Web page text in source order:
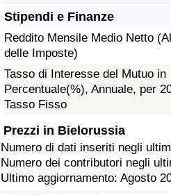
Stipendi e Finanze
Reddito Mensile Medio Netto
delle Imposte)
Tasso di Interesse del Mutuo in
Percentuale(%), Annuale, per
Tasso Fisso
Prezzi in Bielorussia
Numero di dati inseriti negli
Numero dei contributori negli
Ultimo aggiornamento: Agosto